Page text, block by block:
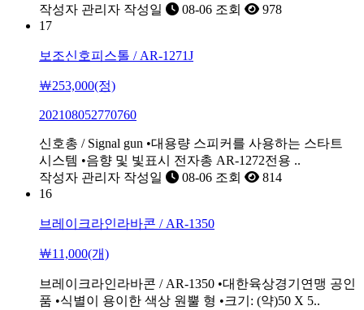
작성자 관리자 작성일 08-06 조회
978
17
보조신호피스톨 / AR-1271J
￦253,000(정)
202108052770760
신호총 / Signal gun •대용량 스피커를 사용하는 스타트
시스템 •음향 및 빛표시 전자총 AR-1272전용 ..
작성자 관리자 작성일 08-06 조회
814
16
브레이크라인라바콘 / AR-1350
￦11,000(개)
브레이크라인라바콘 / AR-1350 •대한육상경기연맹 공인
품 •식별이 용이한 색상 원뿔 형 •크기: (약)50 X 5..